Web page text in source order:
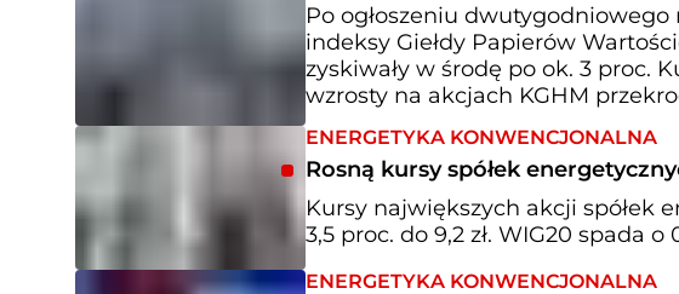
Po ogłoszeniu
indeksy Giełdy Papierów
zyskiwały w środę po ok. 3 proc.
wzrosty na akcjach KGHM
ENERGETYKA KONWENCJONALNA
Rosną kursy spółek
Kursy największych akcji spółek
3,5 proc. do 9,2 zł. WIG20 spada o
ENERGETYKA KONWENCJONALNA